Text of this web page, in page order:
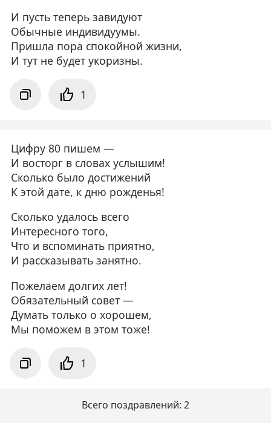
И пусть теперь завидуют
Обычные индивидуумы.
Пришла пора спокойной жизни,
И тут не будет укоризны.
1
Цифру 80 пишем —
И восторг в словах услышим!
Сколько было достижений
К этой дате, к дню рожденья!
Сколько удалось всего
Интересного того,
Что и вспоминать приятно,
И рассказывать занятно.
Пожелаем долгих лет!
Обязательный совет —
Думать только о хорошем,
Мы поможем в этом тоже!
1
Всего поздравлений: 2